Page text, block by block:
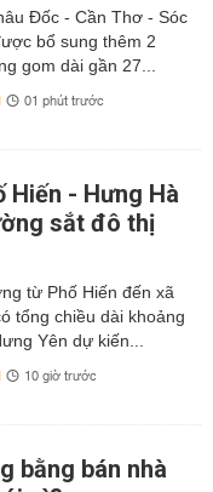
Đốc - Cần Thơ - Sóc
bổ sung thêm 2
gom dài gần 27...
01 phút trước
Hiến - Hưng Hà
sắt đô thị
từ Phố Hiến đến xã
tổng chiều dài khoảng
Yên dự kiến...
10 giờ trước
bằng bán nhà